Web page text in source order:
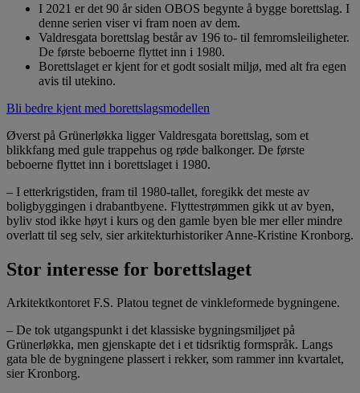
I 2021 er det 90 år siden OBOS begynte å bygge borettslag. I
denne serien viser vi fram noen av dem.
Valdresgata borettslag består av 196 to- til femromsleiligheter.
De første beboerne flyttet inn i 1980.
Borettslaget er kjent for et godt sosialt miljø, med alt fra egen
avis til utekino.
Bli bedre kjent med borettslagsmodellen
Øverst på Grünerløkka ligger Valdresgata borettslag, som et
blikkfang med gule trappehus og røde balkonger. De første
beboerne flyttet inn i borettslaget i 1980.
– I etterkrigstiden, fram til 1980-tallet, foregikk det meste av
boligbyggingen i drabantbyene. Flyttestrømmen gikk ut av byen,
byliv stod ikke høyt i kurs og den gamle byen ble mer eller mindre
overlatt til seg selv, sier arkitekturhistoriker Anne-Kristine Kronborg.
Stor interesse for borettslaget
Arkitektkontoret F.S. Platou tegnet de vinkleformede bygningene.
– De tok utgangspunkt i det klassiske bygningsmiljøet på
Grünerløkka, men gjenskapte det i et tidsriktig formspråk. Langs
gata ble de bygningene plassert i rekker, som rammer inn kvartalet,
sier Kronborg.